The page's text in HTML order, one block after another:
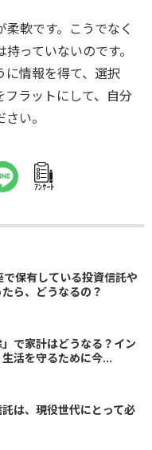
軟です。こうでなく
っていないのです。
に情報を得て、選択
フラットにして、自分
い。
ｱﾝｹｰﾄ
で保有している投資信託や
ら、どうなるの？
」で家計はどうなる？イン
活を守るために今...
は、現役世代にとって必